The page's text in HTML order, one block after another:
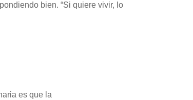
bien. “Si quiere vivir, lo
es que la